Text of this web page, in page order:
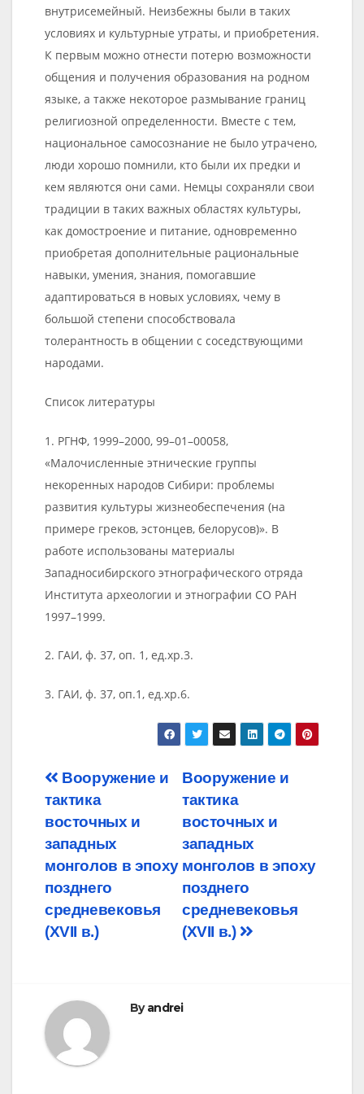
внутрисемейный. Неизбежны были в таких
условиях и культурные утраты, и приобретения.
К первым можно отнести потерю возможности
общения и получения образования на родном
языке, а также некоторое размывание границ
религиозной определенности. Вместе с тем,
национальное самосознание не было утрачено,
люди хорошо помнили, кто были их предки и
кем являются они сами. Немцы сохраняли свои
традиции в таких важных областях культуры,
как домостроение и питание, одновременно
приобретая дополнительные рациональные
навыки, умения, знания, помогавшие
адаптироваться в новых условиях, чему в
большой степени способствовала
толерантность в общении с соседствующими
народами.
Список литературы
1. РГНФ, 1999–2000, 99–01–00058,
«Малочисленные этнические группы
некоренных народов Сибири: проблемы
развития культуры жизнеобеспечения (на
примере греков, эстонцев, белорусов)». В
работе использованы материалы
Западносибирского этнографического отряда
Института археологии и этнографии СО РАН
1997–1999.
2. ГАИ, ф. 37, оп. 1, ед.хр.3.
3. ГАИ, ф. 37, оп.1, ед.хр.6.
Post
navigation
Вооружение и
тактика
восточных и
западных
монголов в эпоху
позднего
средневековья
(XVII в.)
Вооружение и
тактика
восточных и
западных
монголов в эпоху
позднего
средневековья
(XVII в.)
Byandrei